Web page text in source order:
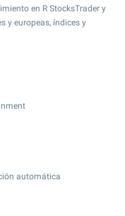
en R StocksTrader y
y europeas, índices y
automática